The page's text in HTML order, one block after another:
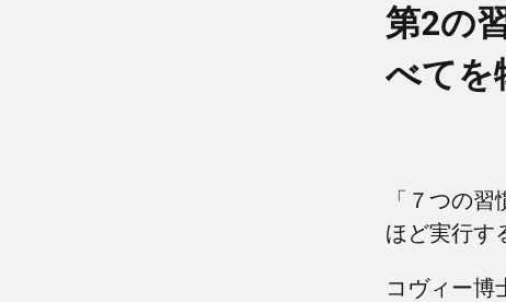
第2の
べてを
「７つの
ほど実行す
コヴィー博